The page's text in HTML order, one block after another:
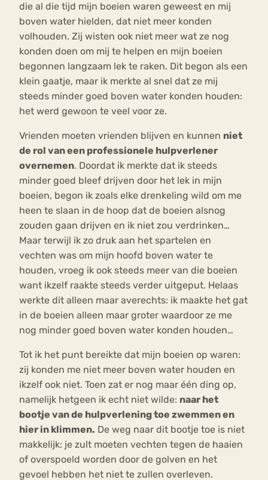
die al die tijd mijn boeien waren geweest en mij
boven water hielden, dat niet meer konden
volhouden. Zij wisten ook niet meer wat ze nog
konden doen om mij te helpen en mijn boeien
begonnen langzaam lek te raken. Dit begon als een
klein gaatje, maar ik merkte al snel dat ze mij
steeds minder goed boven water konden houden:
het werd gewoon te veel voor ze.
Vrienden moeten vrienden blijven en kunnen niet
de rol van een professionele hulpverlener
overnemen. Doordat ik merkte dat ik steeds
minder goed bleef drijven door het lek in mijn
boeien, begon ik zoals elke drenkeling wild om me
heen te slaan in de hoop dat de boeien alsnog
zouden gaan drijven en ik niet zou verdrinken…
Maar terwijl ik zo druk aan het spartelen en
vechten was om mijn hoofd boven water te
houden, vroeg ik ook steeds meer van die boeien
want ikzelf raakte steeds verder uitgeput. Helaas
werkte dit alleen maar averechts: ik maakte het gat
in de boeien alleen maar groter waardoor ze me
nog minder goed boven water konden houden…
Tot ik het punt bereikte dat mijn boeien op waren:
zij konden me niet meer boven water houden en
ikzelf ook niet. Toen zat er nog maar één ding op,
namelijk hetgeen ik echt niet wilde: naar het
bootje van de hulpverlening toe zwemmen en
hier in klimmen. De weg naar dit bootje toe is niet
makkelijk: je zult moeten vechten tegen de haaien
of overspoeld worden door de golven en het
gevoel hebben het niet te zullen overleven.